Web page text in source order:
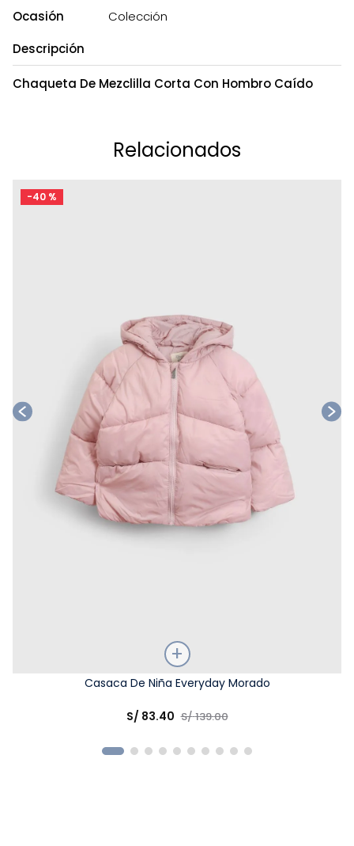
Ocasión
Colección
Descripción
Chaqueta De Mezclilla Corta Con Hombro Caído
Relacionados
-40 %
Casaca De Niña Everyday Morado
S/ 83.40 S/139.00